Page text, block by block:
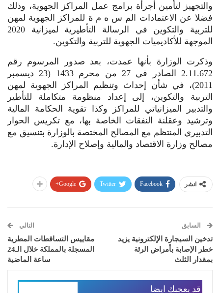
والتجهيز لتأمين أجرأة برامج عمل المراكز الجهوية، وذلك
فضلا عن الاعتمادات الم س ه م ة للمراكز الجهوية لمهن
للتربية والتكوين في الرسالة التأطيرية لميزانية 2020
الموجهة للأكاديميات الجهوية للتربية والتكوين.
وذكرت الوزارة بأنها عمدت، بعد صدور المرسوم رقم
2.11.672 الصادر في 27 من محرم 1433 (23 ديسمبر
2011)، في شأن إحداث وتنظيم المراكز الجهوية لمهن
التربية والتكوين، إلى إعداد منظومة متكاملة للتأطير
والتدبير الميزانياتي للمراكز وكذا تقوية الحكامة المالية
وترشيد وعقلنة النفقات الخاصة بها، مع تكريس الحوار
التدبيري المنتظم مع المصالح المختصة بالوزارة بتنسيق مع
مصالح وزارة الاقتصاد والمالية وإصلاح الإدارة.
انشر Facebook
Twitter
Google+
السابق
تدخين السيجارة الإلكترونية يزيد
خطر الإصابة بأمراض الرئة
بمقدار الثلث
التالي
مقاييس التساقطات المطرية
المسجلة بالمملكة خلال الـ24
ساعة الماضية
قد يعجبك ايضا